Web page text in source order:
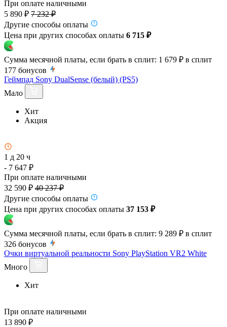
При оплате наличными
5 890 ₽ 7 232 ₽
Другие способы оплаты
Цена при других способах оплаты 6 715 ₽
Сумма месячной платы, если брать в сплит: 1 679 ₽ в сплит
177 бонусов
Геймпад Sony DualSense (белый) (PS5)
Мало
Хит
Акция
1 д 20 ч
- 7 647 ₽
При оплате наличными
32 590 ₽ 40 237 ₽
Другие способы оплаты
Цена при других способах оплаты 37 153 ₽
Сумма месячной платы, если брать в сплит: 9 289 ₽ в сплит
326 бонусов
Очки виртуальной реальности Sony PlayStation VR2 White
Много
Хит
При оплате наличными
13 890 ₽